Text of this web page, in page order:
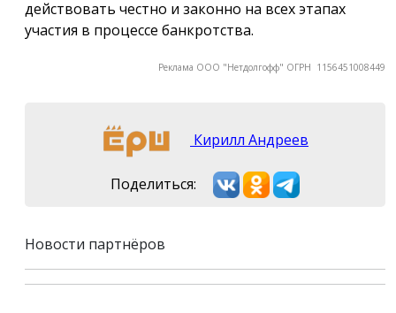
действовать честно и законно на всех этапах
участия в процессе банкротства.
Реклама ООО "Нетдолгофф" ОГРН 1156451008449
Кирилл Андреев
Поделиться:
Новости партнёров